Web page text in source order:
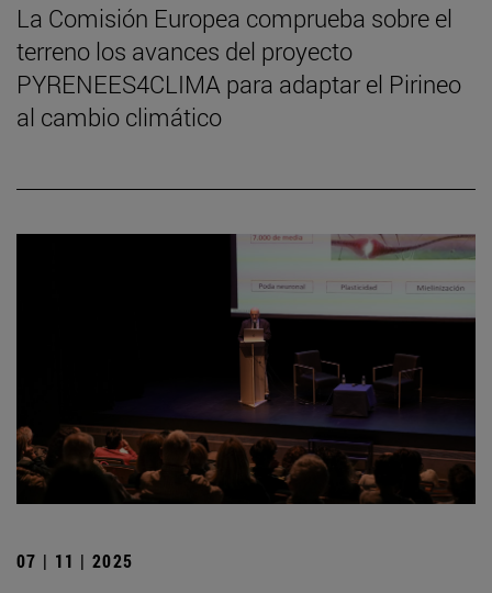
La Comisión Europea comprueba sobre el
terreno los avances del proyecto
PYRENEES4CLIMA para adaptar el Pirineo
al cambio climático
07 | 11 | 2025